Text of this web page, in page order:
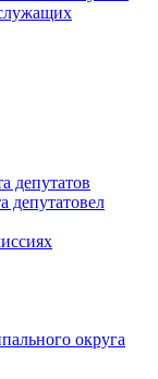
депутатов
депутатовел
округа